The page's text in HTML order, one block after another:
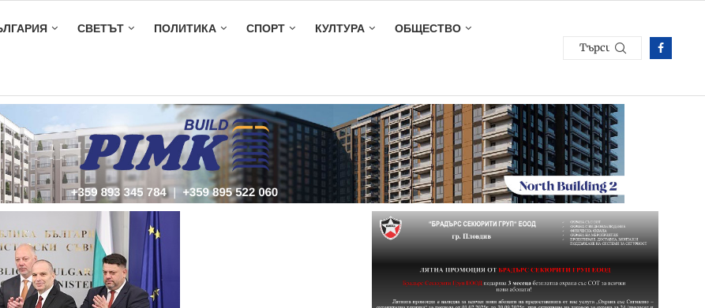
СВЕТЪТ ПОЛИТИКА СПОРТ КУЛТУРА ОБЩЕСТВО